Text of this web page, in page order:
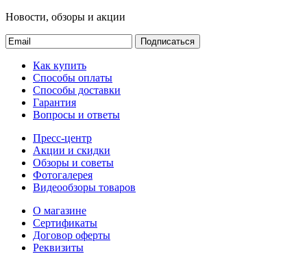
Новости, обзоры и акции
Подписаться
Как купить
Способы оплаты
Способы доставки
Гарантия
Вопросы и ответы
Пресс-центр
Акции и скидки
Обзоры и советы
Фотогалерея
Видеообзоры товаров
О магазине
Сертификаты
Договор оферты
Реквизиты